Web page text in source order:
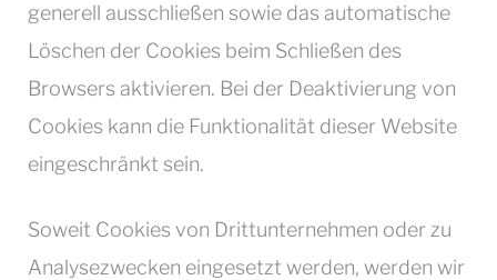
generell ausschließen sowie das automatische
Löschen der Cookies beim Schließen des
Browsers aktivieren. Bei der Deaktivierung von
Cookies kann die Funktionalität dieser Website
eingeschränkt sein.
Soweit Cookies von Drittunternehmen oder zu
Analysezwecken eingesetzt werden, werden wir